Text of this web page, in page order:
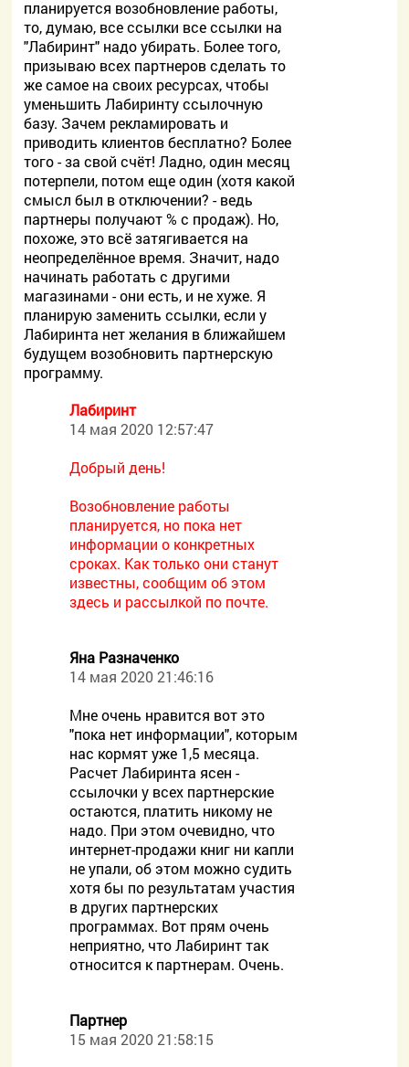
планируется возобновление работы,
то, думаю, все ссылки все ссылки на
"Лабиринт" надо убирать. Более того,
призываю всех партнеров сделать то
же самое на своих ресурсах, чтобы
уменьшить Лабиринту ссылочную
базу. Зачем рекламировать и
приводить клиентов бесплатно? Более
того - за свой счёт! Ладно, один месяц
потерпели, потом еще один (хотя какой
смысл был в отключении? - ведь
партнеры получают % с продаж). Но,
похоже, это всё затягивается на
неопределённое время. Значит, надо
начинать работать с другими
магазинами - они есть, и не хуже. Я
планирую заменить ссылки, если у
Лабиринта нет желания в ближайшем
будущем возобновить партнерскую
программу.
Лабиринт
14 мая 2020 12:57:47
Добрый день!
Возобновление работы
планируется, но пока нет
информации о конкретных
сроках. Как только они станут
известны, сообщим об этом
здесь и рассылкой по почте.
Яна Разначенко
14 мая 2020 21:46:16
Мне очень нравится вот это
"пока нет информации", которым
нас кормят уже 1,5 месяца.
Расчет Лабиринта ясен -
ссылочки у всех партнерские
остаются, платить никому не
надо. При этом очевидно, что
интернет-продажи книг ни капли
не упали, об этом можно судить
хотя бы по результатам участия
в других партнерских
программах. Вот прям очень
неприятно, что Лабиринт так
относится к партнерам. Очень.
Партнер
15 мая 2020 21:58:15